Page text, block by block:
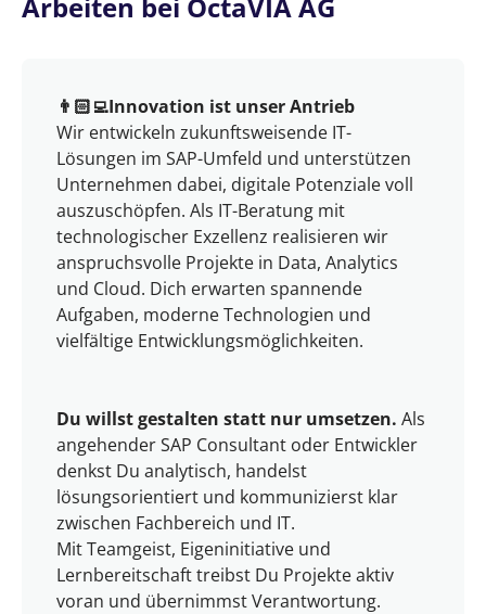
👨🏻‍💻Innovation ist unser Antrieb
Wir entwickeln zukunftsweisende IT-
Lösungen im SAP-Umfeld und unterstützen
Unternehmen dabei, digitale Potenziale voll
auszuschöpfen. Als IT-Beratung mit
technologischer Exzellenz realisieren wir
anspruchsvolle Projekte in Data, Analytics
und Cloud. Dich erwarten spannende
Aufgaben, moderne Technologien und
vielfältige Entwicklungsmöglichkeiten.
Du willst gestalten statt nur umsetzen. Als
angehender SAP Consultant oder Entwickler
denkst Du analytisch, handelst
lösungsorientiert und kommunizierst klar
zwischen Fachbereich und IT.
Mit Teamgeist, Eigeninitiative und
Lernbereitschaft treibst Du Projekte aktiv
voran und übernimmst Verantwortung.